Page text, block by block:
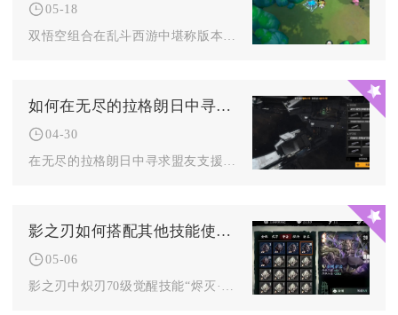
05-18
如何在无尽的拉格朗日中寻求盟友的支援
04-30
影之刃如何搭配其他技能使用炽刃70觉醒技能
05-06